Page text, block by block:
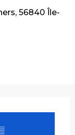
56840 Île-